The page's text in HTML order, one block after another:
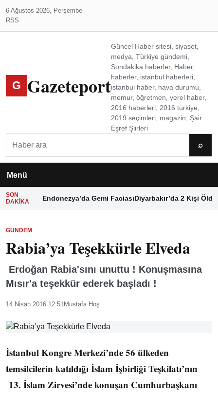
6 Ağustos 2026, Perşembe
RSS
G Gazeteport
Güncel Haber sitesi, siyaset,
medya, Türkiye gündemi,
Sondakika haberler, Haber,
haberler, istanbul haberleri,
istanbul haber, hava durumu,
memur, öğretmen, yerel haber,
2016 haberleri, 2016 türkiye,
2019 seçimleri, magazin, Şair
Eşref Şiirleri
⌕
Menü
SON
DAKIKA
Endonezya’da Gemi FaciasıDiyarbakır’da 2 Kişi Öldü
GÜNDEM
Rabia’ya Teşekkürle Elveda
Erdoğan Rabia'sını unuttu ! Konuşmasına
Mısır'a teşekkür ederek başladı !
14 Nisan 2016 12:51Mustafa Hoş
İstanbul Kongre Merkezi’nde 56 ülkeden
temsilcilerin katıldığı İslam İşbirliği Teşkilatı’nın
13. İslam Zirvesi’nde konuşan Cumhurbaşkanı